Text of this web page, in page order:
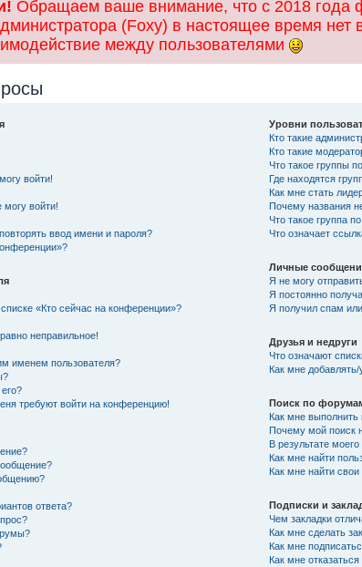
Обращаем ваше внимание, что с 2018 года
(Foxy) в настоящее время нет
между пользователями
войти!
могу войти!
ввод имени и пароля?
«Кто сейчас на конференции»?
неправильное!
именем пользователя?
требуют войти на конференцию!
ответа?
Уровни
Кто такие
Кто такие
Что такое группы
Где находятся
Как мне стать
Почему названия
Что такое группа
Что означает
Личные
Я не могу
Я постоянно
Я получил спам
Друзья и недруги
Что означают
Как мне
Поиск по
Как мне
Почему мой поиск
В результате
Как мне найти
Как мне найти
Подписки и
Чем закладки
Как мне сделать
Как мне
Как мне